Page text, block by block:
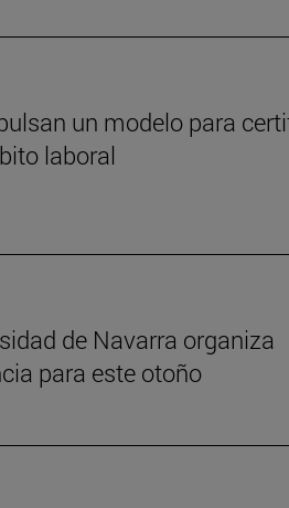
un modelo para
laboral
de Navarra organiza
para este otoño